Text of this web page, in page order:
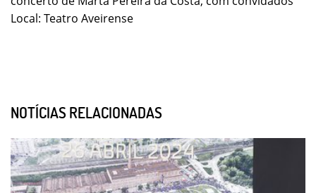
Local: Teatro Aveirense
NOTÍCIAS RELACIONADAS